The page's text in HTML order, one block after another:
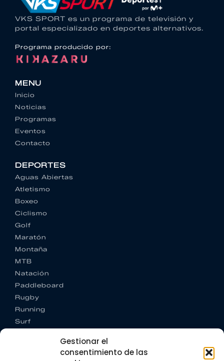
Gestionar el
consentimiento de las
VKS SPORT es un programa de televisión y
portal especializado en deportes alternativos.
Programa producido por:
MENU
Inicio
Noticias
Programas
Eventos
Contacto
DEPORTES
Aguas Abiertas
Atletismo
Boxeo
Ciclismo
Golf
Maratón
Montaña
MTB
Natación
Paddleboard
Rugby
Running
Surf